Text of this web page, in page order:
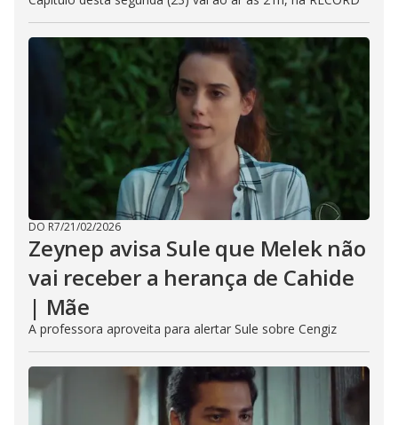
DO R7/21/02/2026
Zeynep avisa Sule que Melek não
vai receber a herança de Cahide
| Mãe
A professora aproveita para alertar Sule sobre Cengiz